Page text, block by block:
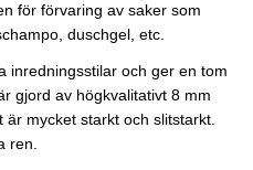
för förvaring av saker som
duschgel, etc.
inredningsstilar och ger en tom
gjord av högkvalitativt 8 mm
mycket starkt och slitstarkt.
ren.